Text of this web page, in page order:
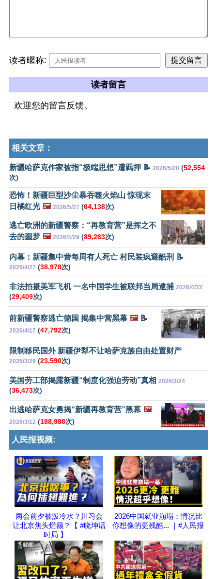
读者暱称:
读者留言
欢迎您的留言反馈。
相关文章：
新疆哈萨克作家被指“极端思想”遭羁押 📝 2026/5/28 (52,554
次)
恐怖！新疆巨型沙尘暴吞噬火焰山 惊现末
日橘红光 🖼️ 2026/5/27 (64,138次)
逃亡欧洲的新疆警察：“再教育营”是挥之不
去的噩梦 🖼️ 2026/4/29 (89,263次)
内幕：新疆集中营每周有人死亡 村民装疯避酷刑 📝
2026/4/27 (38,978次)
非法拍摄美军飞机 一名中国学生被联邦当局逮捕 2026/4/22
(29,409次)
前新疆警察逃亡德国 揭集中营黑幕 🖼️📝
2026/4/17 (47,792次)
限制移民国外 新疆伊犁不让哈萨克族自由处置财产
2026/3/26 (23,590次)
美国劳工部揭露新疆“制度化强迫劳动”真相 2026/3/24
(36,473次)
出逃哈萨克女勇揭“新疆再教育营”黑幕 🖼️
2026/3/12 (188,988次)
人民报视频:
两会前夕被泼冷水？川习会
让北京焦头烂额？【 #晓坤话
时局 】｜
2026中国就业崩塌：情况比
你想像的更残酷... ｜#人民报